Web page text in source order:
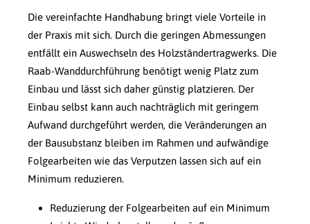
Die vereinfachte Handhabung bringt viele Vorteile in
der Praxis mit sich. Durch die geringen Abmessungen
entfällt ein Auswechseln des Holzständertragwerks. Die
Raab-Wanddurchführung benötigt wenig Platz zum
Einbau und lässt sich daher günstig platzieren. Der
Einbau selbst kann auch nachträglich mit geringem
Aufwand durchgeführt werden, die Veränderungen an
der Bausubstanz bleiben im Rahmen und aufwändige
Folgearbeiten wie das Verputzen lassen sich auf ein
Minimum reduzieren.
Reduzierung der Folgearbeiten auf ein Minimum